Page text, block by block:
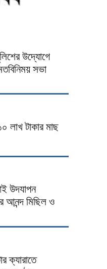
উদ্যোগে
সভা
লাখ টাকার মাছ
উদযাপন
আনন্দ মিছিল ও
ক্যারাতে